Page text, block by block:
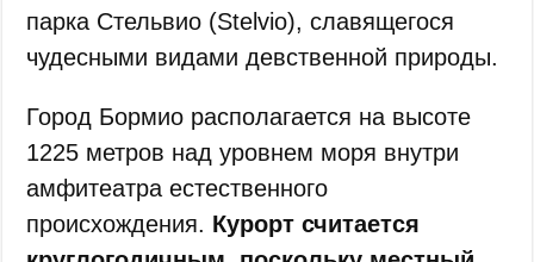
парка Стельвио (Stelvio), славящегося
чудесными видами девственной природы.
Город Бормио располагается на высоте
1225 метров над уровнем моря внутри
амфитеатра естественного
происхождения. Курорт считается